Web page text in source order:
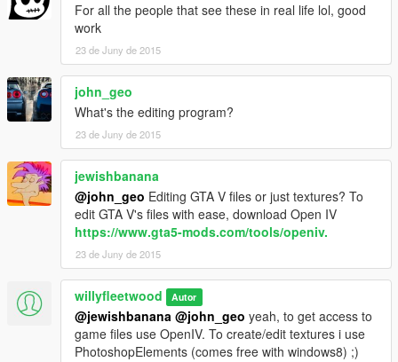
For all the people that see these in real life lol, good
work
23 de Juny de 2015
john_geo
What's the editing program?
23 de Juny de 2015
jewishbanana
@john_geo Editing GTA V files or just textures? To
edit GTA V's files with ease, download Open IV
https://www.gta5-mods.com/tools/openiv.
23 de Juny de 2015
willyfleetwood Autor
@jewishbanana @john_geo yeah, to get access to
game files use OpenIV. To create/edit textures i use
PhotoshopElements (comes free with windows8) ;)